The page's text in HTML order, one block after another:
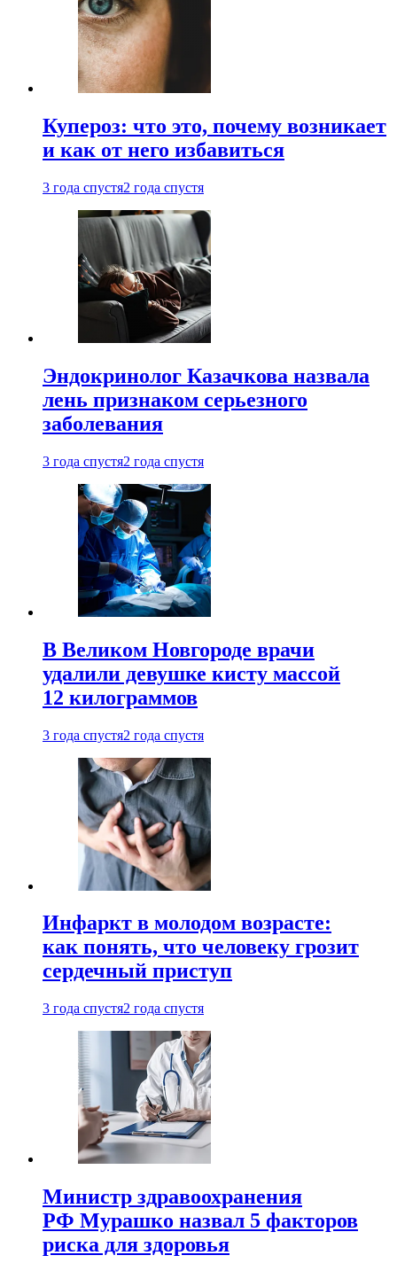
Купероз: что это, почему возникает
и как от него избавиться
3 года спустя2 года спустя
Эндокринолог Казачкова назвала
лень признаком серьезного
заболевания
3 года спустя2 года спустя
В Великом Новгороде врачи
удалили девушке кисту массой
12 килограммов
3 года спустя2 года спустя
Инфаркт в молодом возрасте:
как понять, что человеку грозит
сердечный приступ
3 года спустя2 года спустя
Министр здравоохранения
РФ Мурашко назвал 5 факторов
риска для здоровья